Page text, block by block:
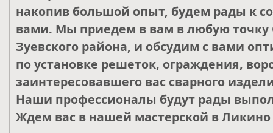
накопив большой опыт, будем рады к
вами. Мы приедем в вам в любую точку
Зуевского района, и обсудим с вами
по установке решеток, ограждения,
заинтересовавшего вас сварного
Наши профессионалы будут рады
Ждем вас в нашей мастерской в Ликино